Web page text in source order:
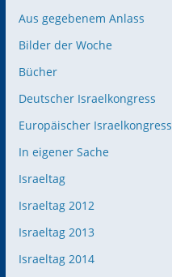
Aus gegebenem Anlass
Bilder der Woche
Bücher
Deutscher Israelkongress
Europäischer Israelkongress
In eigener Sache
Israeltag
Israeltag 2012
Israeltag 2013
Israeltag 2014